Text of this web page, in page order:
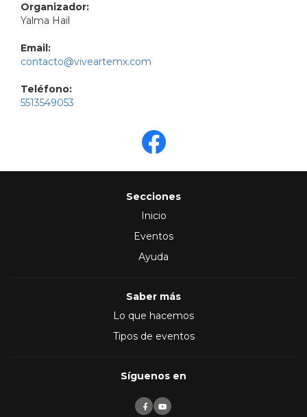
Organizador:
Yalma Hail
Email:
contacto@viveartemx.com
Teléfono:
5513549053
Secciones
Inicio
Eventos
Ayuda
Saber más
Lo que hacemos
Tipos de eventos
Síguenos en